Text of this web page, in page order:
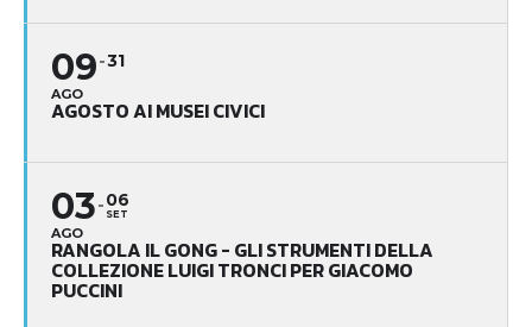
09
AGO
31
AGOSTO AI MUSEI CIVICI
03
AGO
06
SET
RANGOLA IL GONG - GLI STRUMENTI DELLA
COLLEZIONE LUIGI TRONCI PER GIACOMO
PUCCINI